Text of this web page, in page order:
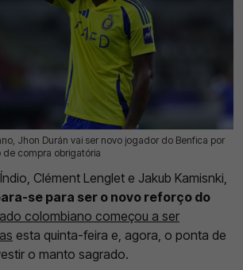
Jhon Durán vai ser novo jogador do Benfica por
compra obrigatória
0
Clément Lenglet e Jakub Kamisnki,
se para ser o novo reforço do
colombiano começou a ser
esta quinta-feira e, agora, o ponta de
o manto sagrado.